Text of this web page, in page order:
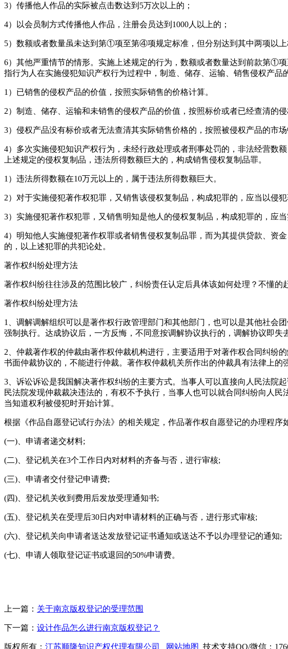
3）传播他人作品的实际被点击数达到5万次以上的；
4）以会员制方式传播他人作品，注册会员达到1000人以上的；
5）数额或者数量虽未达到第①项至第④项规定标准，但分别达到其中两项以上
6）其他严重情节的情形。实施上述规定的行为，数额或者数量达到前款第①
指行为人在实施侵犯知识产权行为过程中，制造、储存、运输、销售侵权产品
1）已销售的侵权产品的价值，按照实际销售的价格计算。
2）制造、储存、运输和未销售的侵权产品的价值，按照标价或者已经查清的
3）侵权产品没有标价或者无法查清其实际销售价格的，按照被侵权产品的市场
4）多次实施侵犯知识产权行为，未经行政处理或者刑事处罚的，非法经营数
上述规定的侵权复制品，违法所得数额巨大的，构成销售侵权复制品罪。
1）违法所得数额在10万元以上的，属于违法所得数额巨大。
2）对于实施侵犯著作权犯罪，又销售该侵权复制品，构成犯罪的，应当以侵犯
3）实施侵犯著作权犯罪，又销售明知是他人的侵权复制品，构成犯罪的，应当
4）明知他人实施侵犯著作权罪或者销售侵权复制品罪，而为其提供贷款、资
的，以上述犯罪的共犯论处。
著作权纠纷处理方法
著作权纠纷往往涉及的范围比较广，纠纷责任认定后具体该如何处理？不懂的
著作权纠纷处理方法
1、调解调解组织可以是著作权行政管理部门和其他部门，也可以是其他社会
强制执行。达成协议后，一方反悔，不同意按调解协议执行的，调解协议即失
2、仲裁著作权的仲裁由著作权仲裁机构进行，主要适用于对著作权合同纠纷
书面仲裁协议的，不能进行仲裁。著作权仲裁机关所作出的仲裁具有法律上
3、诉讼诉讼是我国解决著作权纠纷的主要方式。当事人可以直接向人民法院
民法院发现仲裁裁决违法的，有权不予执行，当事人也可以就合同纠纷向人
当知道权利被侵犯时开始计算。
根据《作品自愿登记试行办法》的相关规定，作品著作权自愿登记的办理程序
(一)、申请者递交材料;
(二)、登记机关在3个工作日内对材料的齐备与否，进行审核;
(三)、申请者交付登记申请费;
(四)、登记机关收到费用后发放受理通知书;
(五)、登记机关在受理后30日内对申请材料的正确与否，进行形式审核;
(六)、登记机关向申请者送达发放登记证书通知或送达不予以办理登记的通知;
(七)、申请人领取登记证书或退回的50%申请费。
上一篇： 关于南京版权登记的受理范围
下一篇： 设计作品怎么进行南京版权登记？
版权所有： 江苏顺隆知识产权代理有限公司 网站地图 技术支持QQ/微信：